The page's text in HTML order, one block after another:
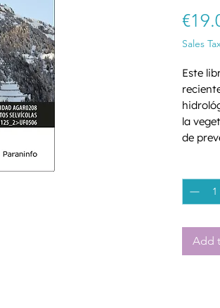
Sales
Este
la
de
Add